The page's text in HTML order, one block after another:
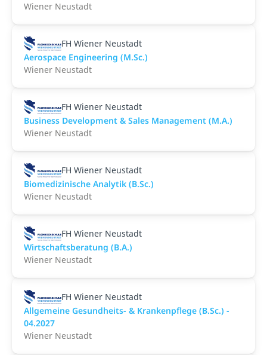
Wiener Neustadt
FH Wiener Neustadt
Aerospace Engineering (M.Sc.)
Wiener Neustadt
FH Wiener Neustadt
Business Development & Sales Management (M.A.)
Wiener Neustadt
FH Wiener Neustadt
Biomedizinische Analytik (B.Sc.)
Wiener Neustadt
FH Wiener Neustadt
Wirtschaftsberatung (B.A.)
Wiener Neustadt
FH Wiener Neustadt
Allgemeine Gesundheits- & Krankenpflege (B.Sc.) -
04.2027
Wiener Neustadt